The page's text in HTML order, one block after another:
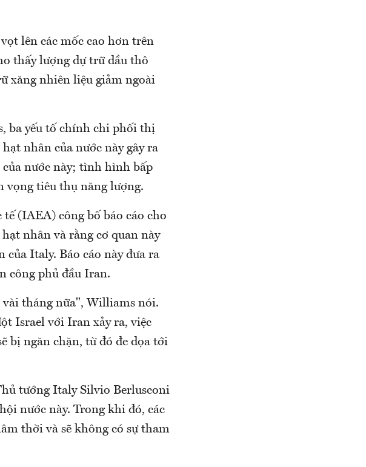
lên các mốc cao hơn trên
thấy lượng dự trữ dầu thô
xăng nhiên liệu giảm ngoài
ba yếu tố chính chi phối thị
nhân của nước này gây ra
của nước này; tình hình bấp
vọng tiêu thụ năng lượng.
(IAEA) công bố báo cáo cho
nhân và rằng cơ quan này
Italy. Báo cáo này đưa ra
công phủ đầu Iran.
vài tháng nữa", Williams nói.
Israel với Iran xảy ra, việc
bị ngăn chặn, từ đó đe dọa tới
tướng Italy Silvio Berlusconi
nước này. Trong khi đó, các
thời và sẽ không có sự tham